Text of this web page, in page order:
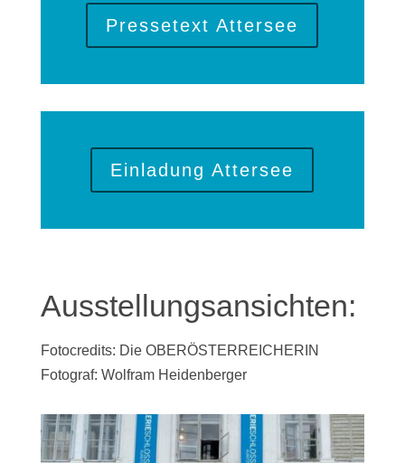
Pressetext Attersee
Einladung Attersee
Ausstellungsansichten:
Fotocredits: Die OBERÖSTERREICHERIN
Fotograf: Wolfram Heidenberger